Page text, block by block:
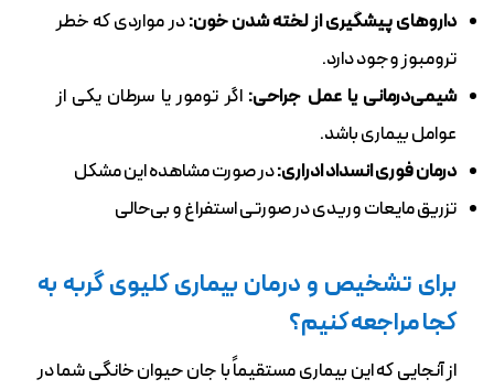
داروهای پیشگیری از لخته شدن خون:در مواردی که خطر
ترومبوز وجود دارد.
شیمی‌درمانی یا عمل جراحی: اگر تومور یا سرطان یکی از
عوامل بیماری باشد.
درمان فوری انسداد ادراری:در صورت مشاهده این مشکل
تزریق مایعات وریدی در صورتی استفراغ و بی‌حالی
برای تشخیص و درمان بیماری کلیوی گربه به
کجا مراجعه کنیم؟
از آنجایی که این بیماری مستقیماً با جان حیوان خانگی شما در